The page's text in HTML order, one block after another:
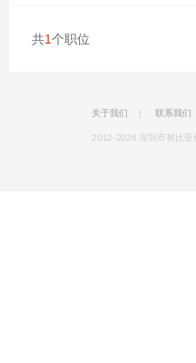
共1个职位
关于我们 | 联系我们
2012-2026 深圳市努比